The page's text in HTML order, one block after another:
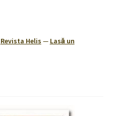
Revista Helis — Lasă un